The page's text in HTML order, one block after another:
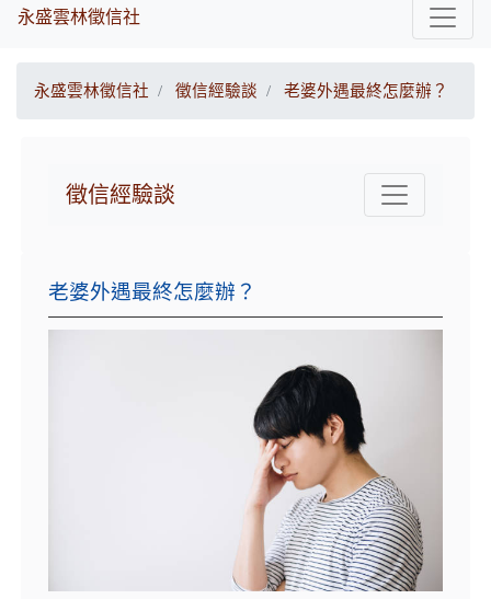
永盛雲林徵信社
永盛雲林徵信社 徵信經驗談 老婆外遇最終怎麼辦？
徵信經驗談
老婆外遇最終怎麼辦？